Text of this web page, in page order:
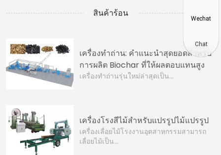
สินค้าร้อน
เครื่องทำถ่าน: คำแนะนำสุดยอดสำหรับ
การผลิต Biochar ที่ให้ผลตอบแทนสูง
เครื่องทำถ่านรุ่นใหม่ล่าสุดเป็น…
เครื่องโรงสีไม้สำหรับแปรรูปไม้แปรรูป
เครื่องเลื่อยไม้โรงงานอุตสาหกรรมสามารถ
เลื่อยไม้เป็น…
Wechat
Chat